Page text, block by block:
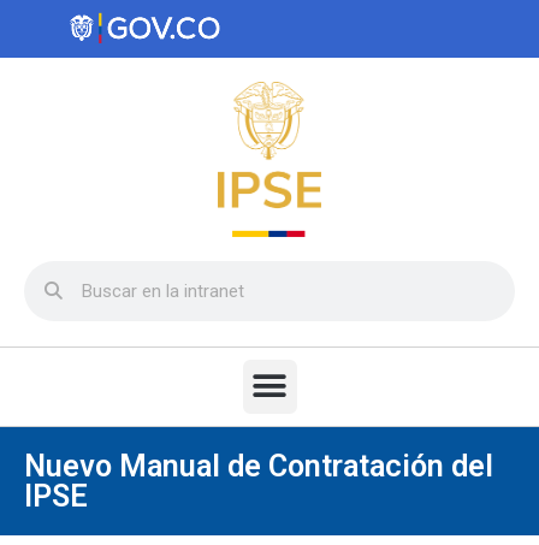
Nuevo Manual de Contratación del
IPSE